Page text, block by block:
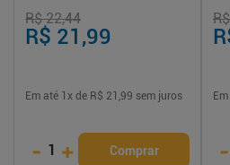
R$ 22,44
R$ 21,99
Em até 1 x de R$ 21,99 sem juros
- 1 + Comprar -